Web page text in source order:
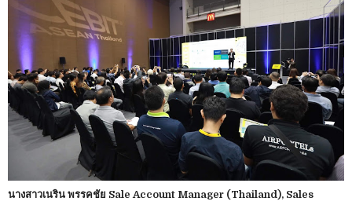
นางสาวเนริน พรรคชัย Sale Account Manager (Thailand), Sales